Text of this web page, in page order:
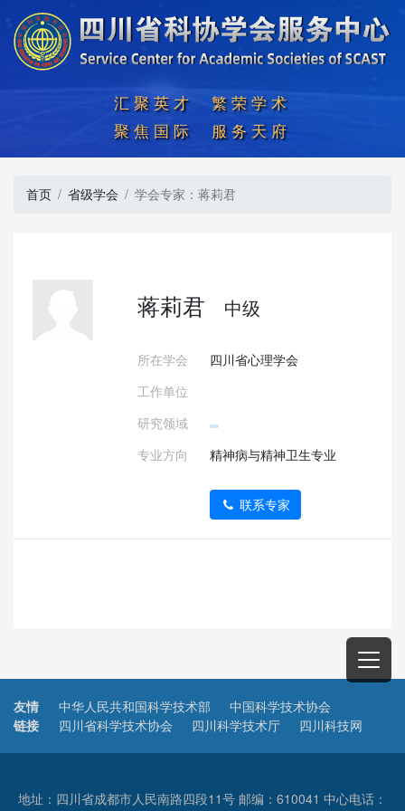
汇聚英才  繁荣学术
聚焦国际  服务天府
首页 省级学会 学会专家：蒋莉君
蒋莉君 中级
所在学会
四川省心理学会
工作单位
研究领域
专业方向
精神病与精神卫生专业
联系专家
友情
链接
中华人民共和国科学技术部
中国科学技术协会
四川省科学技术协会
四川科学技术厅 四川科技网
地址：四川省成都市人民南路四段11号 邮编：610041 中心电话：